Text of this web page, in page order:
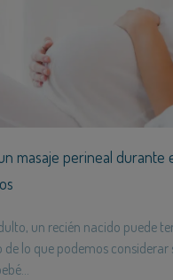
masaje perineal durante
un recién nacido puede
lo que podemos considerar